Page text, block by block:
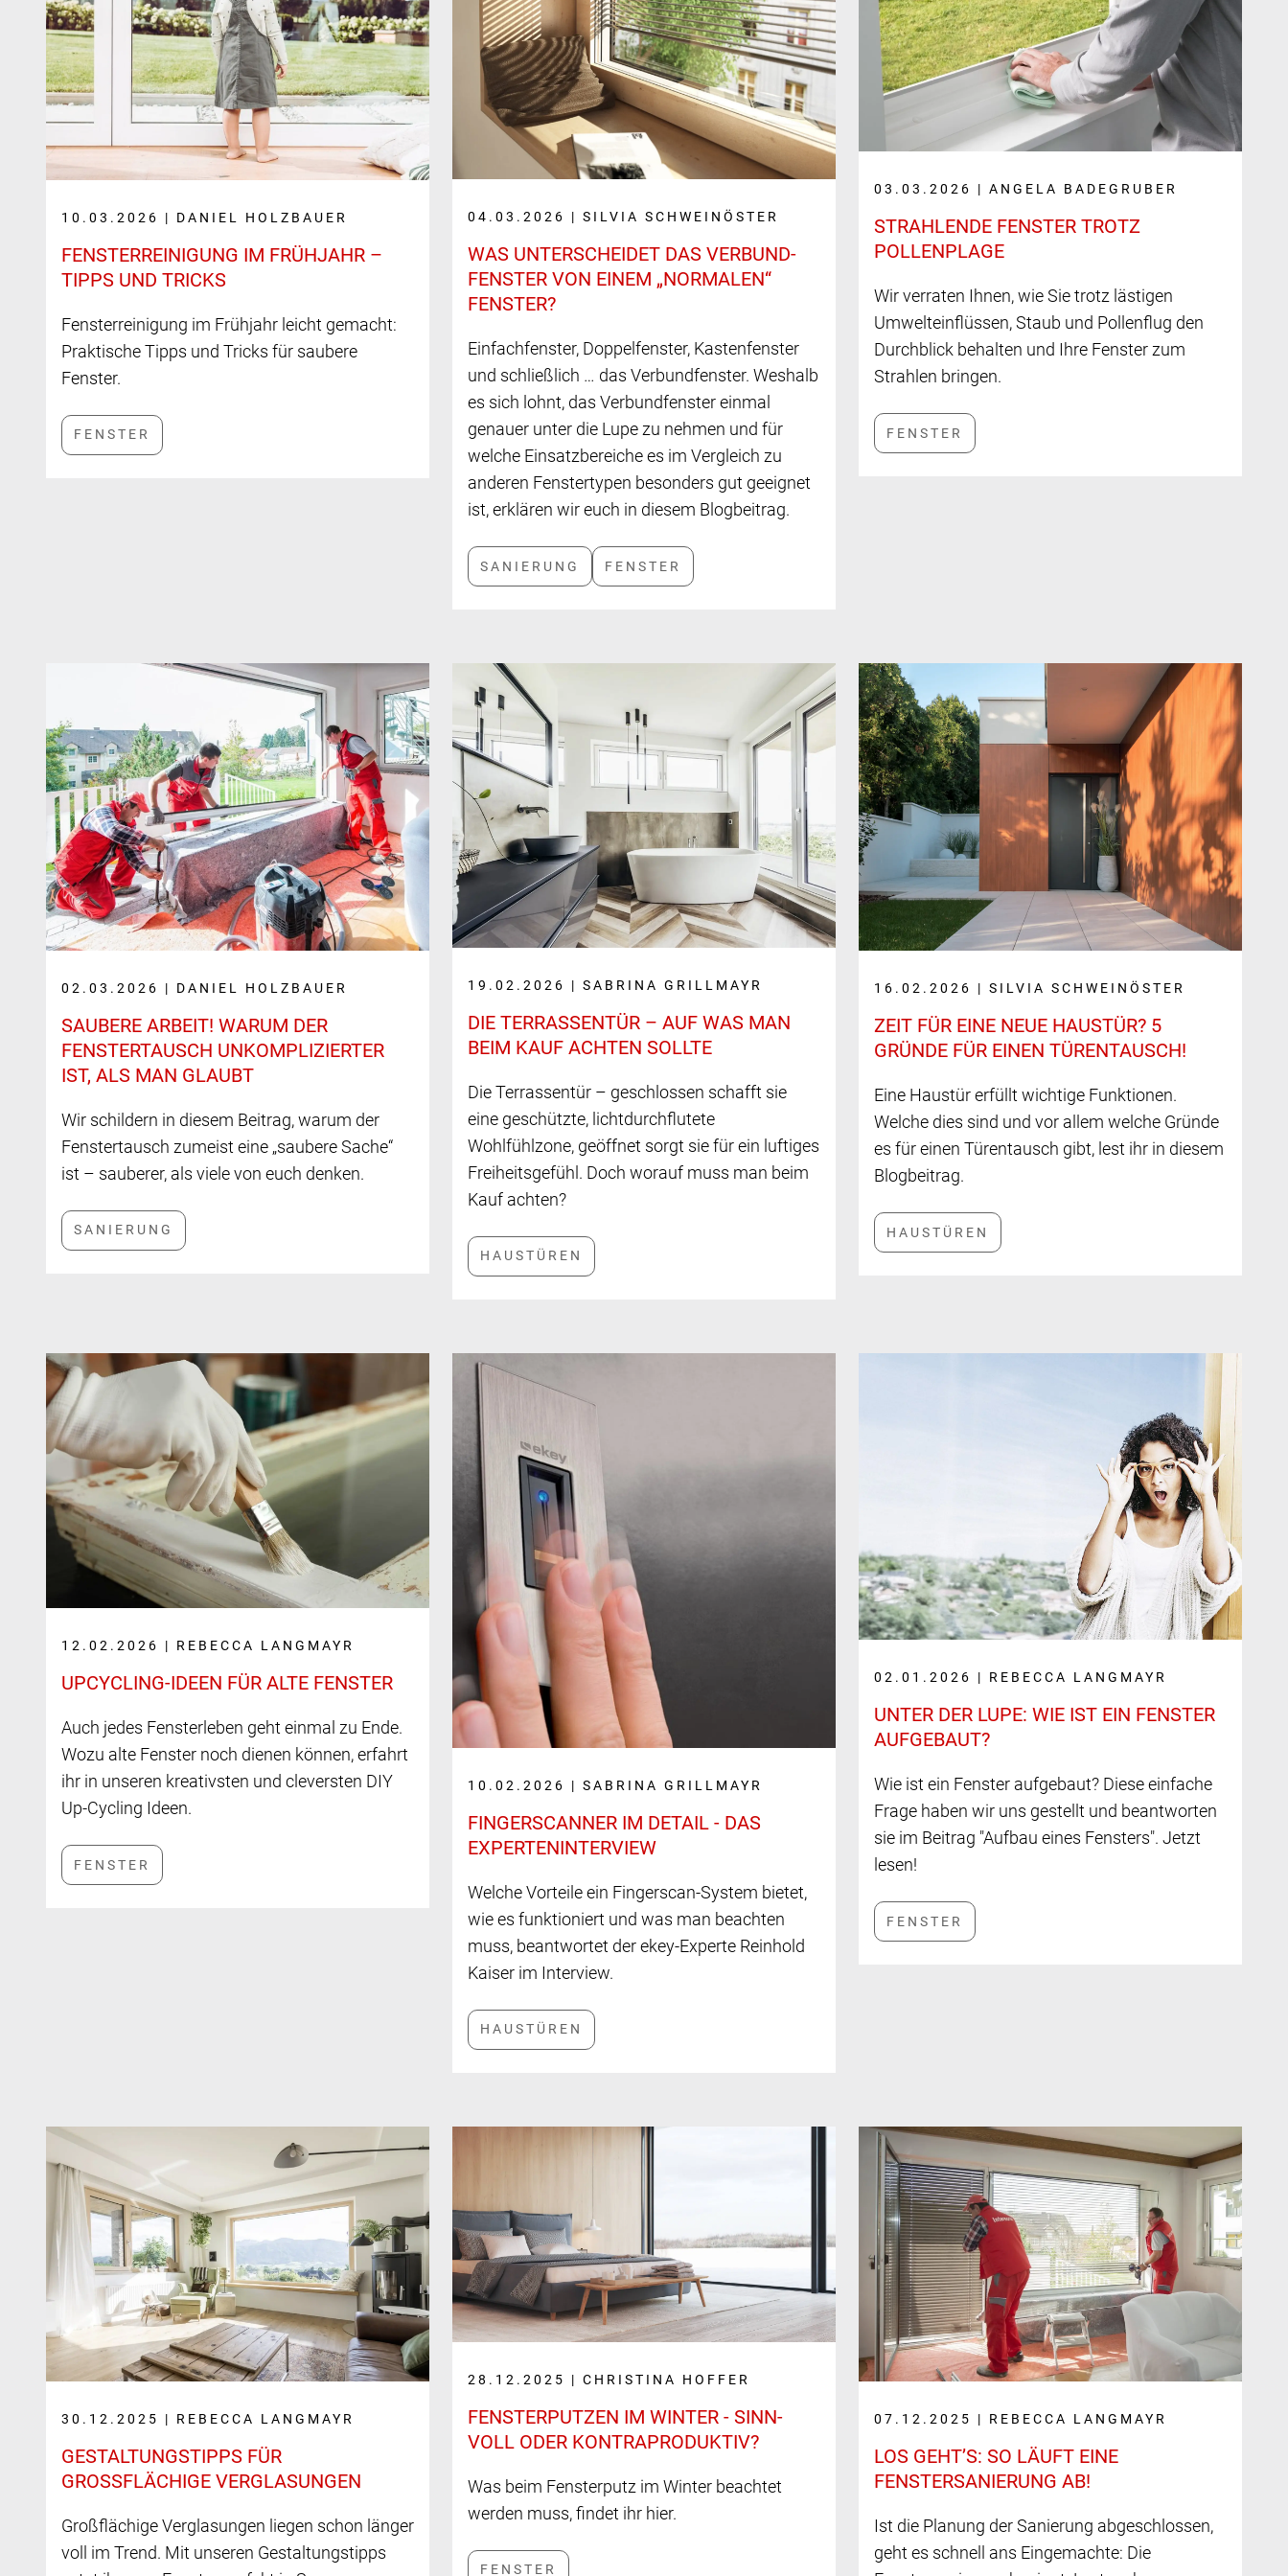
10.03.2026 | DANIEL HOLZBAUER
FENSTER­REINIGUNG IM FRÜHJAHR –
TIPPS UND TRICKS
Fensterreinigung im Frühjahr leicht gemacht:
Praktische Tipps und Tricks für saubere
Fenster.
04.03.2026 | SILVIA SCHWEINÖSTER
WAS UNTERSCHEIDET DAS VERBUND­
FENSTER VON EINEM „NORMALEN“
FENSTER?
Einfachfenster, Doppelfenster, Kastenfenster
und schließlich … das Verbundfenster. Weshalb
es sich lohnt, das Verbundfenster einmal
genauer unter die Lupe zu nehmen und für
welche Einsatzbereiche es im Vergleich zu
anderen Fenstertypen besonders gut geeignet
ist, erklären wir euch in diesem Blogbeitrag.
03.03.2026 | ANGELA BADEGRUBER
STRAHLENDE FENSTER TROTZ
POLLENPLAGE
Wir verraten Ihnen, wie Sie trotz lästigen
Umwelteinflüssen, Staub und Pollenflug den
Durchblick behalten und Ihre Fenster zum
Strahlen bringen.
02.03.2026 | DANIEL HOLZBAUER
SAUBERE ARBEIT! WARUM DER
FENSTER­TAUSCH UNKOM­PLIZIERTER
IST, ALS MAN GLAUBT
Wir schildern in diesem Beitrag, warum der
Fenstertausch zumeist eine „saubere Sache“
ist – sauberer, als viele von euch denken.
19.02.2026 | SABRINA GRILLMAYR
DIE TERRASSENTÜR – AUF WAS MAN
BEIM KAUF ACHTEN SOLLTE
Die Terrassentür – geschlossen schafft sie
eine geschützte, lichtdurchflutete
Wohlfühlzone, geöffnet sorgt sie für ein luftiges
Freiheitsgefühl. Doch worauf muss man beim
Kauf achten?
16.02.2026 | SILVIA SCHWEINÖSTER
ZEIT FÜR EINE NEUE HAUS­TÜR? 5
GRÜNDE FÜR EINEN TÜREN­TAUSCH!
Eine Haustür erfüllt wichtige Funktionen.
Welche dies sind und vor allem welche Gründe
es für einen Türentausch gibt, lest ihr in diesem
Blogbeitrag.
12.02.2026 | REBECCA LANGMAYR
UPCYCLING-IDEEN FÜR ALTE FENSTER
Auch jedes Fensterleben geht einmal zu Ende.
Wozu alte Fenster noch dienen können, erfahrt
ihr in unseren kreativsten und cleversten DIY
Up-Cycling Ideen.
10.02.2026 | SABRINA GRILLMAYR
FINGERSCANNER IM DETAIL - DAS
EXPERTENINTERVIEW
Welche Vorteile ein Fingerscan-System bietet,
wie es funktioniert und was man beachten
muss, beantwortet der ekey-Experte Reinhold
Kaiser im Interview.
02.01.2026 | REBECCA LANGMAYR
UNTER DER LUPE: WIE IST EIN FENSTER
AUFGEBAUT?
Wie ist ein Fenster aufgebaut? Diese einfache
Frage haben wir uns gestellt und beantworten
sie im Beitrag "Aufbau eines Fensters". Jetzt
lesen!
30.12.2025 | REBECCA LANGMAYR
GESTALTUNGSTIPPS FÜR
GROSSFLÄCHIGE VERGLASUNGEN
Großflächige Verglasungen liegen schon länger
voll im Trend. Mit unseren Gestaltungstipps
28.12.2025 | CHRISTINA HOFFER
FENSTER­PUTZEN IM WINTER - SINN­
VOLL ODER KONTRA­PRO­DUKTIV?
Was beim Fensterputz im Winter beachtet
werden muss, findet ihr hier.
07.12.2025 | REBECCA LANGMAYR
LOS GEHT’S: SO LÄUFT EINE
FENSTERSANIERUNG AB!
Ist die Planung der Sanierung abgeschlossen,
geht es schnell ans Eingemachte: Die